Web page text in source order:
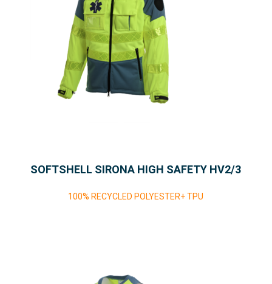
SOFTSHELL SIRONA HIGH SAFETY HV2/3
100% RECYCLED POLYESTER+ TPU